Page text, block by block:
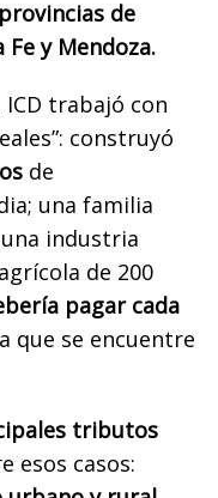
de
Fe y Mendoza.
trabajó con
construyó
de
una familia
industria
de 200
pagar cada
que se encuentre
tributos
esos casos: